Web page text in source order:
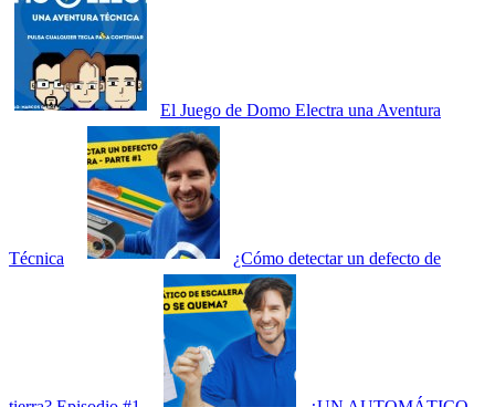
El Juego de Domo Electra una Aventura
Técnica ¿Cómo detectar un defecto de